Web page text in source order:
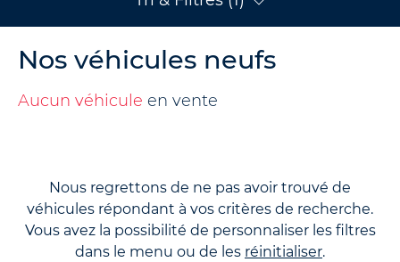
Nos véhicules neufs
Aucun véhicule en vente
Nous regrettons de ne pas avoir trouvé de
véhicules répondant à vos critères de recherche.
Vous avez la possibilité de personnaliser les filtres
dans le menu ou de les réinitialiser.